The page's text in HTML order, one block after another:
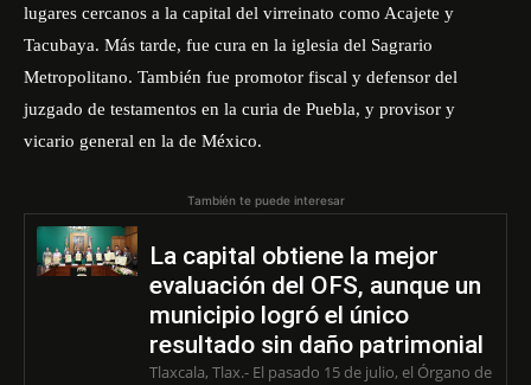
lugares cercanos a la capital del virreinato como Acajete y
Tacubaya. Más tarde, fue cura en la iglesia del Sagrario
Metropolitano. También fue promotor fiscal y defensor del
juzgado de testamentos en la curia de Puebla, y provisor y
vicario general en la de México.
También te puede interesar
La capital obtiene la mejor
evaluación del OFS, aunque un
municipio logró el único
resultado sin daño patrimonial
Tlaxcala, Tlax.- El pasado 15 de julio, el Órgano de